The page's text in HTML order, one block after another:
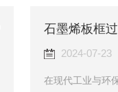
石墨烯板框
2024-07-23
在现代工业与环